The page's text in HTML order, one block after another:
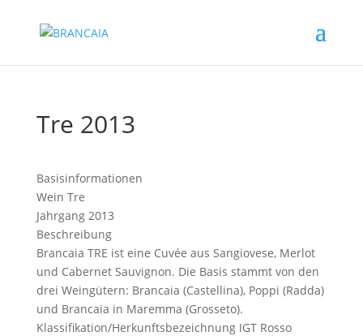
Tre 2013
Basisinformationen
Wein Tre
Jahrgang2013
Beschreibung
Brancaia TRE ist eine Cuvée aus Sangiovese, Merlot
und Cabernet Sauvignon. Die Basis stammt von den
drei Weingütern: Brancaia (Castellina), Poppi (Radda)
und Brancaia in Maremma (Grosseto).
Klassifikation/HerkunftsbezeichnungIGT Rosso